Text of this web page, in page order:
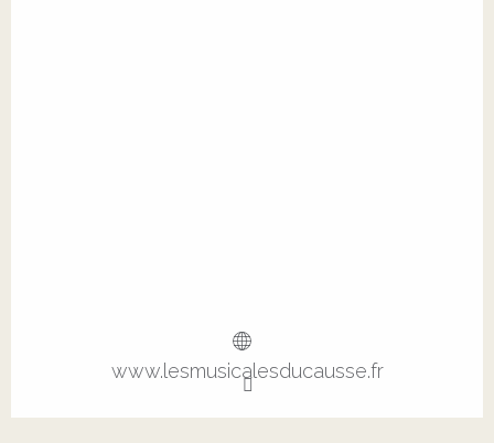
www.lesmusicalesducausse.fr